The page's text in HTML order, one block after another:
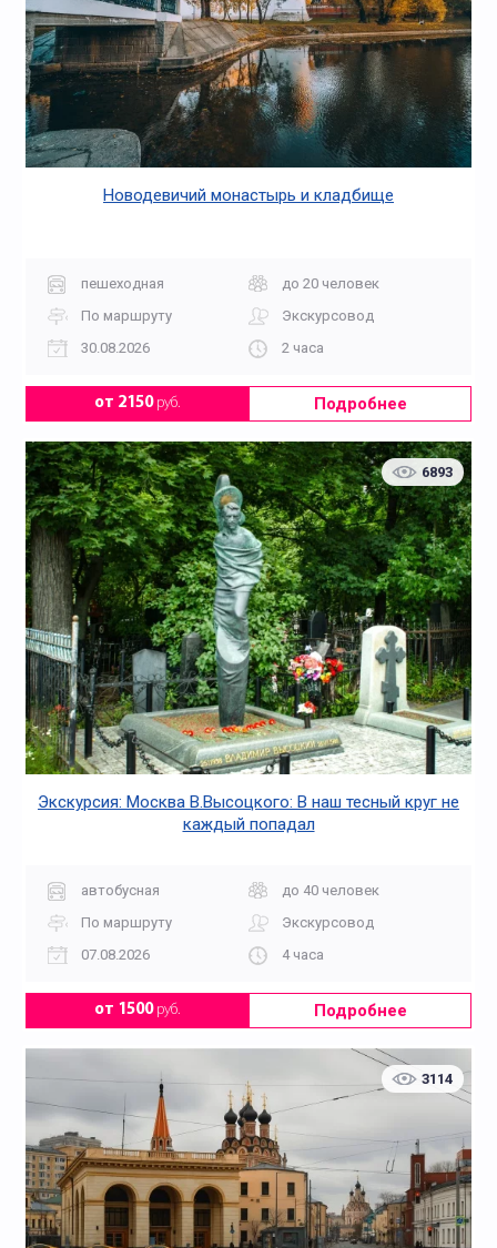
Новодевичий монастырь и кладбище
пешеходная
до 20 человек
По маршруту
Экскурсовод
30.08.2026
2 часа
от 2150руб. Подробнее
6893
Экскурсия: Москва В.Высоцкого: В наш тесный круг не
каждый попадал
автобусная
до 40 человек
По маршруту
Экскурсовод
07.08.2026
4 часа
от 1500руб. Подробнее
3114